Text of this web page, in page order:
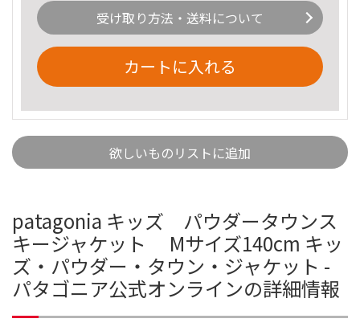
受け取り方法・送料について
カートに入れる
欲しいものリストに追加
patagonia キッズ パウダータウンス
キージャケット Mサイズ140cm キッ
ズ・パウダー・タウン・ジャケット -
パタゴニア公式オンラインの詳細情報